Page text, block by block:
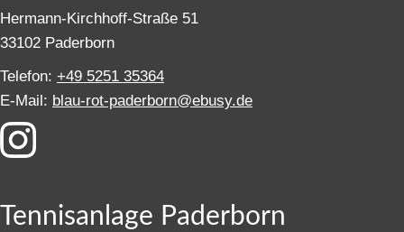
Hermann-Kirchhoff-Straße 51
33102 Paderborn
Telefon: +49 5251 35364
E-Mail: blau-rot-paderborn@ebusy.de
Tennisanlage Paderborn